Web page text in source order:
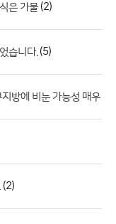
은 가물 (2)
습니다. (5)
방에 비눈 가능성 매우 낮
(2)